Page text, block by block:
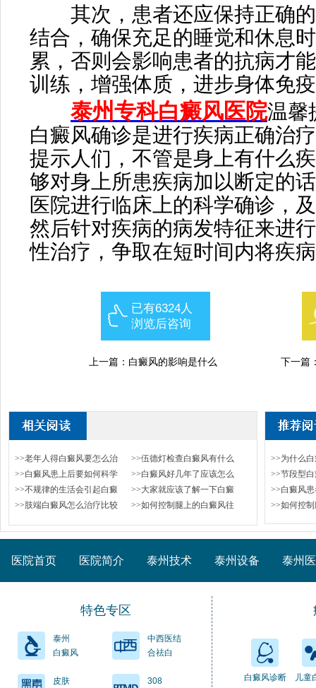
其次，患者还应保持正确的
结合，确保充足的睡觉和休息
累，否则会影响患者的抗病才
训练，增强体质，进步身体免
泰州专科白癜风医院温馨
白癜风确诊是进行疾病正确治
提示人们，不管是身上有什么
够对身上所患疾病加以断定的
医院进行临床上的科学确诊，
然后针对疾病的病发特征来进
性治疗，争取在短时间内将疾
已有6324人
浏览后咨询
上一篇： 白癜风的影响是什么 下一篇
>>老年人得白癜风要怎么治
>>伍德灯检查白癜风有什么
>>白癜风患上后要如何科学
>>白癜风好几年了应该怎么
>>不规律的生活会引起白癜
>>大家就应该了解一下白癜
>>肢端白癜风怎么治疗比较
>>如何控制腿上的白癜风往
>>为什么
>>节段型
>>白癜风
>>如何控
医院首页 医院简介 泰州技术 泰州设备 泰州
特色专区
泰州
白癜风
中西医结
合祛白
皮肤
308
白癜风诊断 儿童